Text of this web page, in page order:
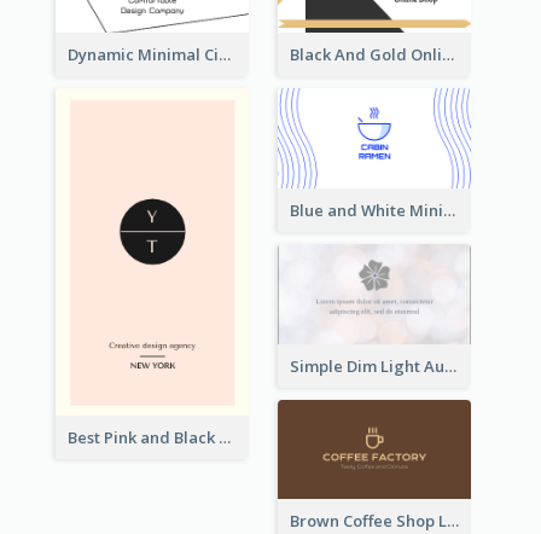
Dynamic Minimal Circular Logo Business Card Designs Black And Gold Online Shop Business Card Templates
Best Pink and Black Monogram Business Card Template
Blue and White Minimal Ramen Business Card Maker
Simple Dim Light Authentic Business Card Design
Brown Coffee Shop Logo Business Card